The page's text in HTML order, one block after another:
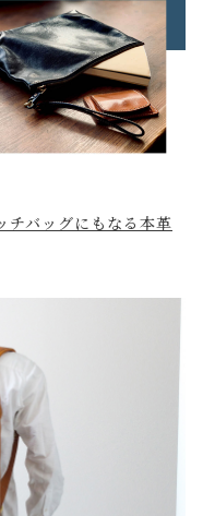
チバッグにもなる本革